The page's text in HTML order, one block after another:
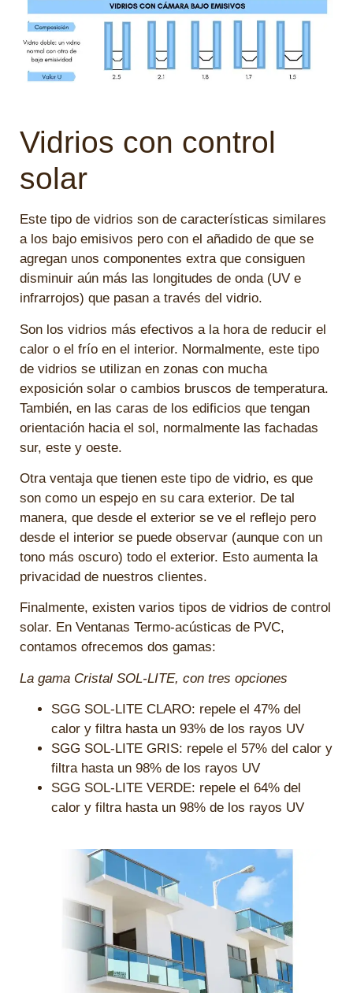
Vidrios con control
solar
Este tipo de vidrios son de características similares
a los bajo emisivos pero con el añadido de que se
agregan unos componentes extra que consiguen
disminuir aún más las longitudes de onda (UV e
infrarrojos) que pasan a través del vidrio.
Son los vidrios más efectivos a la hora de reducir el
calor o el frío en el interior. Normalmente, este tipo
de vidrios se utilizan en zonas con mucha
exposición solar o cambios bruscos de temperatura.
También, en las caras de los edificios que tengan
orientación hacia el sol, normalmente las fachadas
sur, este y oeste.
Otra ventaja que tienen este tipo de vidrio, es que
son como un espejo en su cara exterior. De tal
manera, que desde el exterior se ve el reflejo pero
desde el interior se puede observar (aunque con un
tono más oscuro) todo el exterior. Esto aumenta la
privacidad de nuestros clientes.
Finalmente, existen varios tipos de vidrios de control
solar. En Ventanas Termo-acústicas de PVC,
contamos ofrecemos dos gamas:
La gama Cristal SOL-LITE, con tres opciones
SGG SOL-LITE CLARO: repele el 47% del
calor y filtra hasta un 93% de los rayos UV
SGG SOL-LITE GRIS: repele el 57% del calor y
filtra hasta un 98% de los rayos UV
SGG SOL-LITE VERDE: repele el 64% del
calor y filtra hasta un 98% de los rayos UV